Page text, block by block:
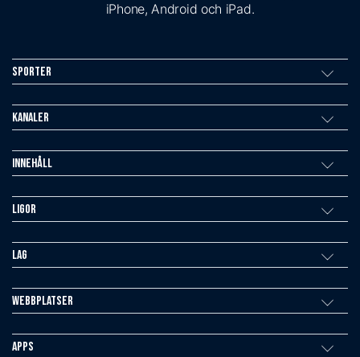
iPhone, Android och iPad.
Sporter
Kanaler
Innehåll
Ligor
Lag
Webbplatser
Apps